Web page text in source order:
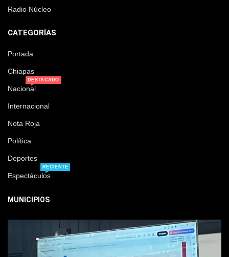
Radio Núcleo
CATEGORÍAS
Portada
Chiapas
Nacional
DESTACADO
Internacional
Nota Roja
Política
Deportes
Espectáculos
RECIENTE
MUNICIPIOS